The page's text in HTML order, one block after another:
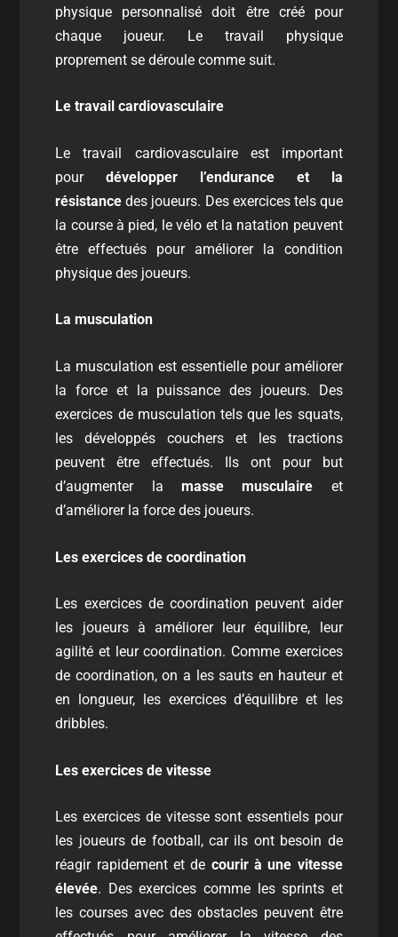
physique personnalisé doit être créé pour
chaque joueur. Le travail physique
proprement se déroule comme suit.
Le travail cardiovasculaire
Le travail cardiovasculaire est important
pourdévelopper l’endurance et la
résistance des joueurs. Des exercices tels que
la course à pied, le vélo et la natation peuvent
être effectués pour améliorer la condition
physique des joueurs.
La musculation
La musculation est essentielle pour améliorer
la force et la puissance des joueurs. Des
exercices de musculation tels que les squats,
les développés couchers et les tractions
peuvent être effectués. Ils ont pour but
d’augmenter la masse musculaire et
d’améliorer la force des joueurs.
Les exercices de coordination
Les exercices de coordination peuvent aider
les joueurs à améliorer leur équilibre, leur
agilité et leur coordination. Comme exercices
de coordination, on a les sauts en hauteur et
en longueur, les exercices d’équilibre et les
dribbles.
Les exercices de vitesse
Les exercices de vitesse sont essentiels pour
les joueurs de football, car ils ont besoin de
réagir rapidement et de courir à une vitesse
élevée. Des exercices comme les sprints et
les courses avec des obstacles peuvent être